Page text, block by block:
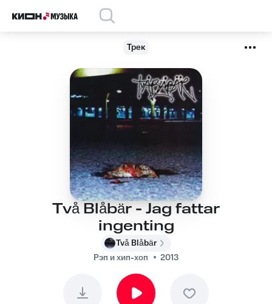
Трек
Två Blåbär - Jag fattar
ingenting
Två Blåbär
Рэп и хип-хоп
2013